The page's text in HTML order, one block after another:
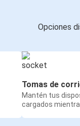
Opciones
Tomas de
Mantén tus
cargados